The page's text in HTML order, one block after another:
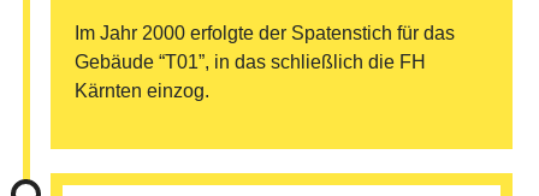
Im Jahr 2000 erfolgte der Spatenstich für das
Gebäude “T01”, in das schließlich die FH
Kärnten einzog.